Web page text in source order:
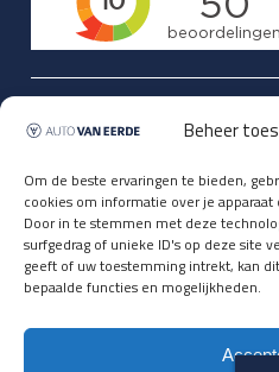
Beheer
Om de beste ervaringen te bieden,
cookies om informatie over je
Door in te stemmen met deze
surfgedrag of unieke ID's op deze site
geeft of uw toestemming intrekt, kan
bepaalde functies en mogelijkheden.
Updates over nieuwbinnen-
vóórdat ze op de portals
Registreer je hier.
E-mailadres *